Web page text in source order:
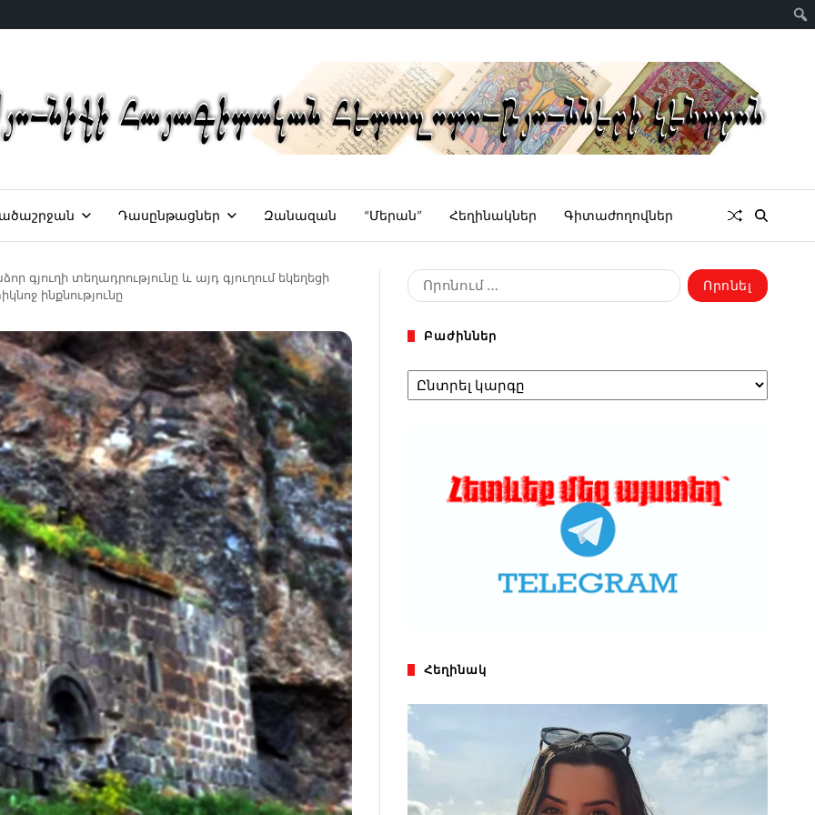
Դասընթացներ Զանազան “Մերան” Հեղինակներ Գիտաժողովներ
գյուղի տեղադրությունը և այդ գյուղում եկեղեցի
ինքնությունը
Բաժիններ
Հեղինակ